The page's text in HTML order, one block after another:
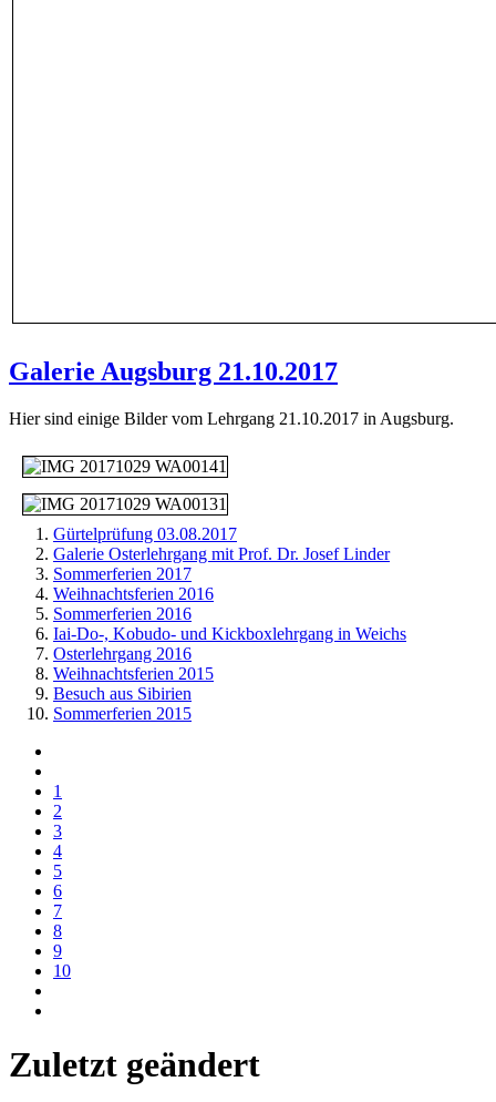
Galerie Augsburg 21.10.2017
Hier sind einige Bilder vom Lehrgang 21.10.2017 in Augsburg.
Gürtelprüfung 03.08.2017
Galerie Osterlehrgang mit Prof. Dr. Josef Linder
Sommerferien 2017
Weihnachtsferien 2016
Sommerferien 2016
Iai-Do-, Kobudo- und Kickboxlehrgang in Weichs
Osterlehrgang 2016
Weihnachtsferien 2015
Besuch aus Sibirien
Sommerferien 2015
1
2
3
4
5
6
7
8
9
10
Zuletzt geändert